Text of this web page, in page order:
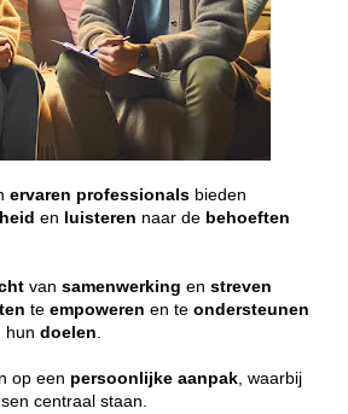
ervaren professionals bieden
en luisteren naar de behoeften
van samenwerking en streven
te empoweren en te ondersteunen
hun doelen
op een persoonlijke aanpak , waarbij
centraal staan.